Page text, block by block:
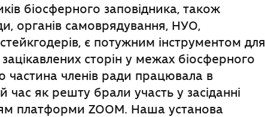
біосферного заповідника, також
органів самоврядування, НУО,
є потужним інструментом для
зацікавлених сторін у межах біосферного
частина членів ради працювала в
час як решту брали участь у засіданні
платформи ZOOM. Наша установа